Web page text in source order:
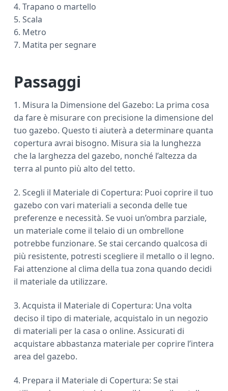
4. Trapano o martello
5. Scala
6. Metro
7. Matita per segnare
Passaggi
1. Misura la Dimensione del Gazebo: La prima cosa
da fare è misurare con precisione la dimensione del
tuo gazebo. Questo ti aiuterà a determinare quanta
copertura avrai bisogno. Misura sia la lunghezza
che la larghezza del gazebo, nonché l’altezza da
terra al punto più alto del tetto.
2. Scegli il Materiale di Copertura: Puoi coprire il tuo
gazebo con vari materiali a seconda delle tue
preferenze e necessità. Se vuoi un’ombra parziale,
un materiale come il telaio di un ombrellone
potrebbe funzionare. Se stai cercando qualcosa di
più resistente, potresti scegliere il metallo o il legno.
Fai attenzione al clima della tua zona quando decidi
il materiale da utilizzare.
3. Acquista il Materiale di Copertura: Una volta
deciso il tipo di materiale, acquistalo in un negozio
di materiali per la casa o online. Assicurati di
acquistare abbastanza materiale per coprire l’intera
area del gazebo.
4. Prepara il Materiale di Copertura: Se stai